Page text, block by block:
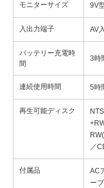
モニターサイズ 9V
入出力端子 AV
バッテリー充電時
間
3時
連続使用時間 5時
再生可能ディスク
／
付属品
AC
ー